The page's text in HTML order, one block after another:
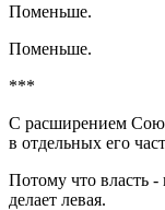
Поменьше.
Поменьше.
***
С расширением
в отдельных его
Потому что власть -
делает левая.